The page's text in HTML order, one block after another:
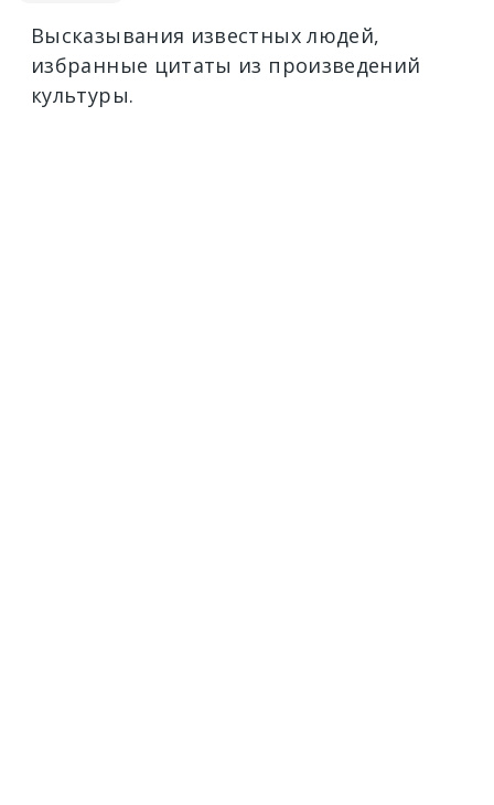
Высказывания известных людей,
избранные цитаты из произведений
культуры.